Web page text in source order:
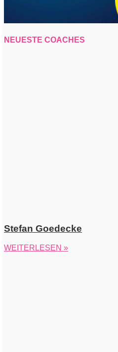
NEUESTE COACHES
Stefan Goedecke
WEITERLESEN »